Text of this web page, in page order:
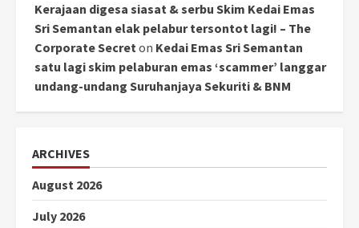
Kerajaan digesa siasat & serbu Skim Kedai Emas
Sri Semantan elak pelabur tersontot lagi! – The
Corporate Secreton Kedai Emas Sri Semantan
satu lagi skim pelaburan emas ‘scammer’ langgar
undang-undang Suruhanjaya Sekuriti & BNM
ARCHIVES
August 2026
July 2026